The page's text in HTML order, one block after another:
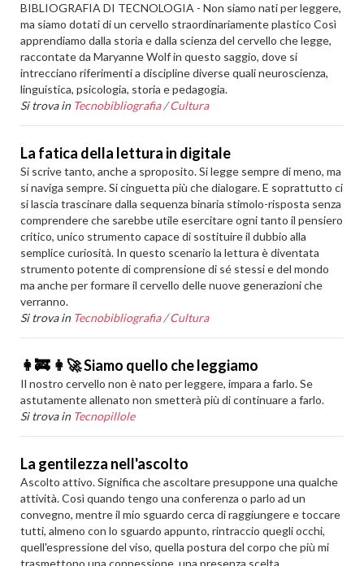
BIBLIOGRAFIA DI TECNOLOGIA - Non siamo nati per leggere,
ma siamo dotati di un cervello straordinariamente plastico Così
apprendiamo dalla storia e dalla scienza del cervello che legge,
raccontate da Maryanne Wolf in questo saggio, dove si
intrecciano riferimenti a discipline diverse quali neuroscienza,
linguistica, psicologia, storia e pedagogia.
Si trova in Tecnobibliografia /Cultura
La fatica della lettura in digitale
Si scrive tanto, anche a sproposito. Si legge sempre di meno, ma
si naviga sempre. Si cinguetta più che dialogare. E soprattutto ci
si lascia trascinare dalla sequenza binaria stimolo-risposta senza
comprendere che sarebbe utile esercitare ogni tanto il pensiero
critico, unico strumento capace di sostituire il dubbio alla
semplice curiosità. In questo scenario la lettura è diventata
strumento potente di comprensione di sé stessi e del mondo
ma anche per formare il cervello delle nuove generazioni che
verranno.
Si trova in Tecnobibliografia /Cultura
👩‍🚒️ 👩‍🚀️ Siamo quello che leggiamo
Il nostro cervello non è nato per leggere, impara a farlo. Se
astutamente allenato non smetterà più di continuare a farlo.
Si trova in Tecnopillole
La gentilezza nell'ascolto
Ascolto attivo. Significa che ascoltare presuppone una qualche
attività. Così quando tengo una conferenza o parlo ad un
convegno, mentre il mio sguardo cerca di raggiungere e toccare
tutti, almeno con lo sguardo appunto, rintraccio quegli occhi,
quell'espressione del viso, quella postura del corpo che più mi
trasmettono una connessione, una presenza scelta